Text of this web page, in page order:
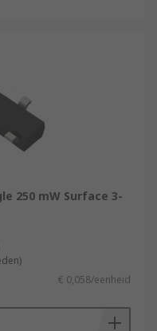
250 mW Surface 3-
€ 0,058/eenheid